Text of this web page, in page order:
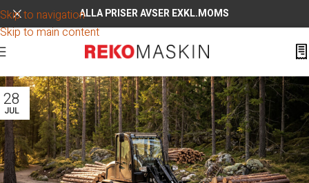
Skip to navigation
Skip to main content
ALLA PRISER AVSER EXKL.MOMS
28
JUL